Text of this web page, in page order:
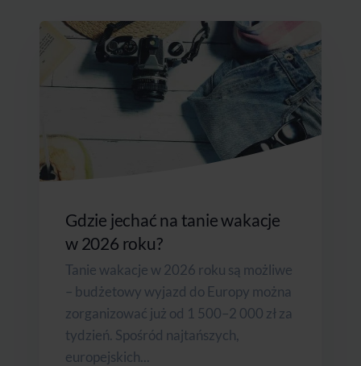
Gdzie jechać na tanie wakacje
w 2026 roku?
Tanie wakacje w 2026 roku są możliwe
– budżetowy wyjazd do Europy można
zorganizować już od 1 500–2 000 zł za
tydzień. Spośród najtańszych,
europejskich...